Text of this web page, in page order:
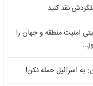
نقد کنید
امنیت منطقه و جهان را
به اسرائیل حمله نکن!